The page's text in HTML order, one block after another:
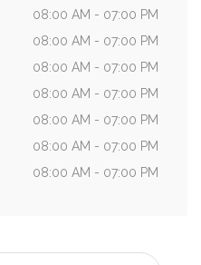
08:00 AM - 07:00 PM
08:00 AM - 07:00 PM
08:00 AM - 07:00 PM
08:00 AM - 07:00 PM
08:00 AM - 07:00 PM
08:00 AM - 07:00 PM
08:00 AM - 07:00 PM